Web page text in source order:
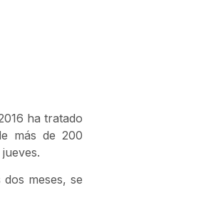
ha tratado
más de 200
meses, se